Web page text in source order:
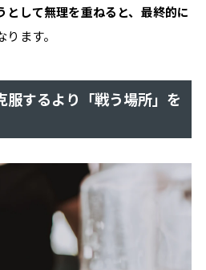
として無理を重ねると、最終的に
ります。
服するより「戦う場所」を